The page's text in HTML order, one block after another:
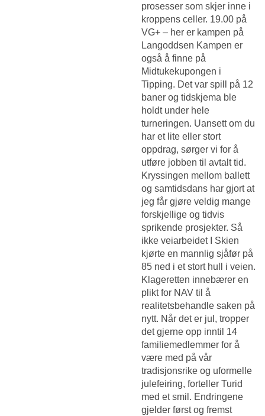
prosesser som skjer inne i
kroppens celler. 19.00 på
VG+ – her er kampen på
Langoddsen Kampen er
også å finne på
Midtukekupongen i
Tipping. Det var spill på 12
baner og tidskjema ble
holdt under hele
turneringen. Uansett om du
har et lite eller stort
oppdrag, sørger vi for å
utføre jobben til avtalt tid.
Kryssingen mellom ballett
og samtidsdans har gjort at
jeg får gjøre veldig mange
forskjellige og tidvis
sprikende prosjekter. Så
ikke veiarbeidet I Skien
kjørte en mannlig sjåfør på
85 ned i et stort hull i veien.
Klageretten innebærer en
plikt for NAV til å
realitetsbehandle saken på
nytt. Når det er jul, tropper
det gjerne opp inntil 14
familiemedlemmer for å
være med på vår
tradisjonsrike og uformelle
julefeiring, forteller Turid
med et smil. Endringene
gjelder først og fremst